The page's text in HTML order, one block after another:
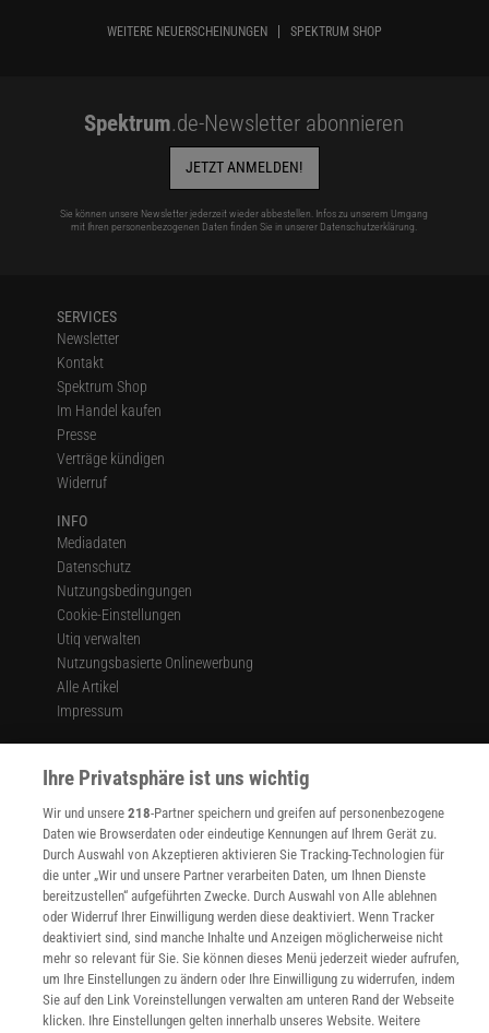
WEITERE NEUERSCHEINUNGEN SPEKTRUM SHOP
Spektrum.de-Newsletter abonnieren
JETZT ANMELDEN!
Sie können unsere Newsletter jederzeit wieder abbestellen. Infos zu unserem Umgang
mit Ihren personenbezogenen Daten finden Sie in unserer Datenschutzerklärung.
SERVICES
Newsletter
Kontakt
Spektrum Shop
Im Handel kaufen
Presse
Verträge kündigen
Widerruf
INFO
Mediadaten
Datenschutz
Nutzungsbedingungen
Cookie-Einstellungen
Utiq verwalten
Nutzungsbasierte Onlinewerbung
Alle Artikel
Impressum
WEITERE ANGEBOTE
Angebote für Schulen
Angebote für Institutionen
Sprachen lernen mit Gymglish
Lexika
Für Spektrum schreiben
Zugänglichkeitserklärung
WEBSEITEN
KielSCN
Wissenschaft in die Schulen
SciLogs
Ihre Privatsphäre ist uns wichtig
Wir und unsere218-Partner speichern und greifen auf personenbezogene
Daten wie Browserdaten oder eindeutige Kennungen auf Ihrem Gerät zu.
Durch Auswahl von Akzeptieren aktivieren Sie Tracking-Technologien für
die unter „Wir und unsere Partner verarbeiten Daten, um Ihnen Dienste
bereitzustellen“ aufgeführten Zwecke. Durch Auswahl von Alle ablehnen
oder Widerruf Ihrer Einwilligung werden diese deaktiviert. Wenn Tracker
deaktiviert sind, sind manche Inhalte und Anzeigen möglicherweise nicht
mehr so relevant für Sie. Sie können dieses Menü jederzeit wieder aufrufen,
um Ihre Einstellungen zu ändern oder Ihre Einwilligung zu widerrufen, indem
Sie auf den Link Voreinstellungen verwalten am unteren Rand der Webseite
klicken. Ihre Einstellungen gelten innerhalb unseres Website. Weitere